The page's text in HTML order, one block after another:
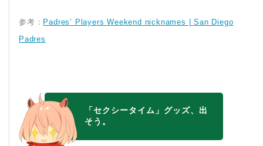
参考： Padres’ Players Weekend nicknames | San Diego
Padres
「セクシータイム」グッズ、出
そう。